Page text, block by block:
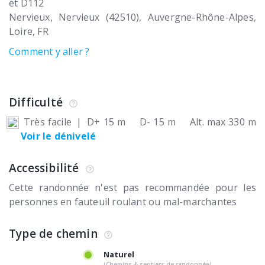
et D112
Nervieux
Nervieux (42510)
Auvergne-Rhône-Alpes,
Loire FR
Comment y aller ?
Difficulté
Très facile | D+ 15 m D- 15 m
Alt. max 330 m
Voir le dénivelé
Accessibilité
Cette randonnée n'est pas recommandée pour les
personnes en fauteuil roulant ou mal-marchantes
Type de chemin
Naturel